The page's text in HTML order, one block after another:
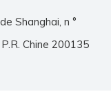
Shanghai, n °
Chine 200135